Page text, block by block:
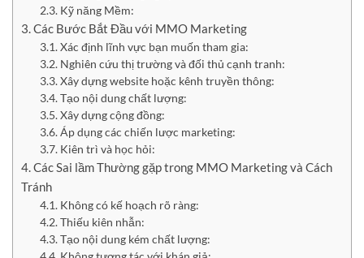
2.3. Kỹ năng Mềm:
3. Các Bước Bắt Đầu với MMO Marketing
3.1. Xác định lĩnh vực bạn muốn tham gia:
3.2. Nghiên cứu thị trường và đối thủ cạnh tranh:
3.3. Xây dựng website hoặc kênh truyền thông:
3.4. Tạo nội dung chất lượng:
3.5. Xây dựng cộng đồng:
3.6. Áp dụng các chiến lược marketing:
3.7. Kiên trì và học hỏi:
4. Các Sai lầm Thường gặp trong MMO Marketing và Cách
Tránh
4.1. Không có kế hoạch rõ ràng:
4.2. Thiếu kiên nhẫn:
4.3. Tạo nội dung kém chất lượng: